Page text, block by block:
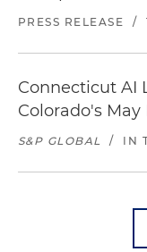
PRESS RELEASE /
Connecticut AI
Colorado's
S&P GLOBAL / IN